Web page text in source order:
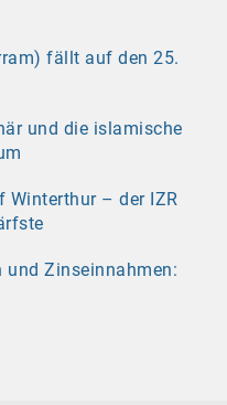
fällt auf den 25.
und die islamische
Winterthur – der IZR
und Zinseinnahmen: